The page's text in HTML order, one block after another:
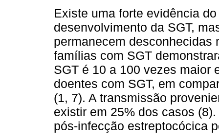
Existe uma forte evidência
desenvolvimento da SGT,
permanecem desconhecidas
famílias com SGT
SGT é 10 a 100 vezes maior
doentes com SGT, em
(1, 7). A transmissão
existir em 25% dos casos
pós-infecção estreptocócica